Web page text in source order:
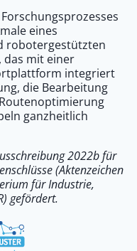
eines
robotergestützten
das mit einer
integriert
die Bearbeitung
ganzheitlich
2022b für
(Aktenzeichen
für Industrie,
gefördert.